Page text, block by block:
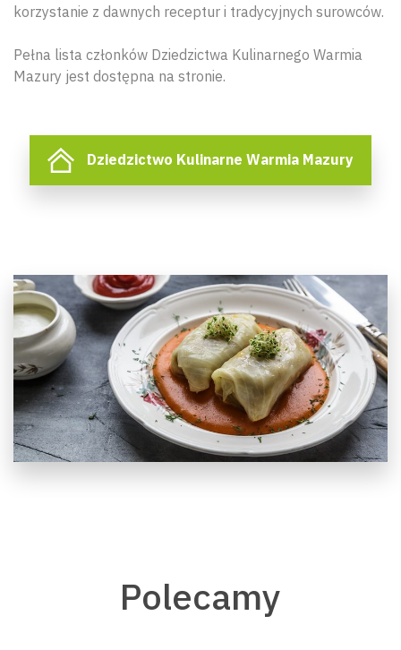
korzystanie z dawnych receptur i tradycyjnych surowców.
Pełna lista członków Dziedzictwa Kulinarnego Warmia
Mazury jest dostępna na stronie.
Dziedzictwo Kulinarne Warmia Mazury
Polecamy